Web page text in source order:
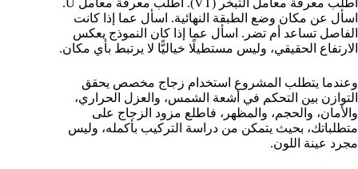
اسأل عن مكان وضع الطبقة النهائية. اسأل عما إذا كانت
الفاصل تساعد أم تضر. اسأل عما إذا كان النموذج يعكس
الارتفاع الحقيقي، وليس مستطيلًا خياليًّا لا يرتبط بأي مكان.
وعندما يتطلب المشروع استخدام زجاج مخصص يحقق
التوازن بين التحكم في أشعة الشمس، والعزل الحراري،
والأمان، والحجم، والمظهر، فاطلع مزود الزجاج على
متطلباتك، بحيث يتمكن من دراسة التركيب بأكمله، وليس
مجرد عينة اللون.